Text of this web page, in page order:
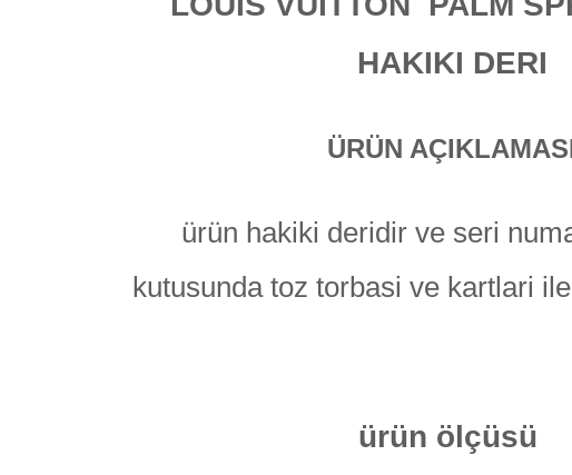
HAKIKI DERI
ÜRÜN
ürün hakiki deridir ve seri
kutusunda toz torbasi ve kartlari
ürün ölçüsü